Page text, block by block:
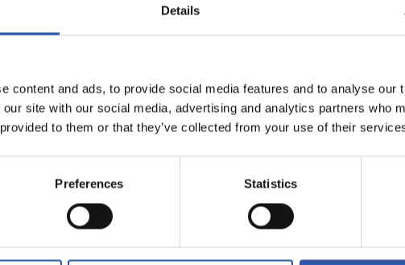
Details
content and ads, to provide social media features and to analyse our
site with our social media, advertising and analytics partners who
to them or that they’ve collected from your use of their
Preferences Statistics
Camiseta 1ª Equipación